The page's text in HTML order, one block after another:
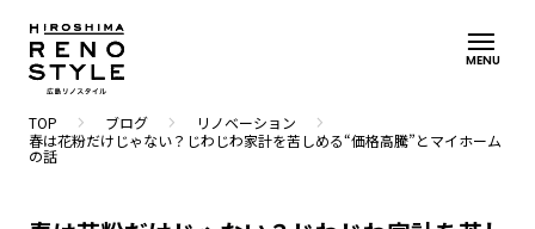
MENU
TOP navigate_next ブログ navigate_next リノベーション navigate_next
春は花粉だけじゃない？じわじわ家計を苦しめる“価格高騰”とマイホーム
の話